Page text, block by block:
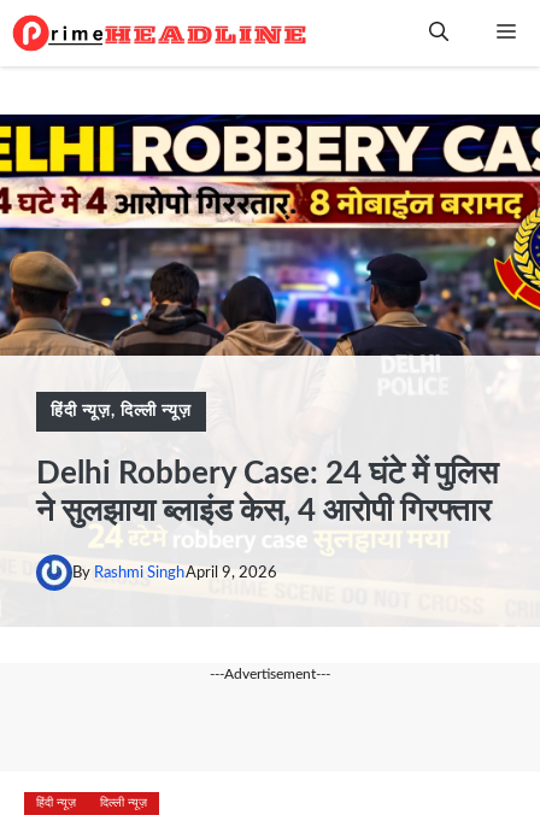
Skip
to
हिंदी न्यूज़,दिल्ली न्यूज़
Delhi Robbery Case: 24 घंटे में पुलिस
ने सुलझाया ब्लाइंड केस, 4 आरोपी गिरफ्तार
By Rashmi SinghApril 9, 2026
---Advertisement---
हिंदी न्यूज़ दिल्ली न्यूज़